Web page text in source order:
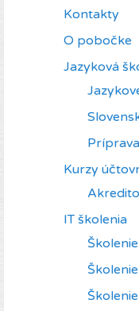
Kontakty
O pobočke
Jazyková
Kurzy
IT školenia